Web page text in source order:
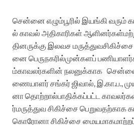
சென்னை எழும்பூரில் இயங்கி வரும்
ல் காவல் அதிகாரிகள் ஆளினர்கள்
தினருக்கு இலவச மருத்துவசிகிச்சை
னை பெருநகரில்முன்களப்
ம்காவலர்களின் நலனுக்காக
ணையாளர்சங்கர்ஜிவால் இ காப
னாதொற்றால்பாதிக்கப்பட்ட
ர்மருத்துவ சிகிச்சை பெறுவதற்காக
கொரோனாசிகிச்சை மையமாக